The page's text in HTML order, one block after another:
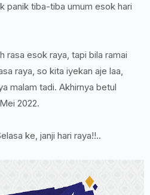
panik tiba-tiba umum esok hari
rasa esok raya, tapi bila ramai
raya, so kita iyekan aje laa,
malam tadi. Akhirnya betul
2022.
ke, janji hari raya!!..